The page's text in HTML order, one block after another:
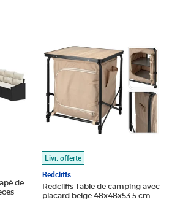
de
Livr. offerte
Redcliffs
Redcliffs Table de camping avec
placard beige 48x48x53 5 cm